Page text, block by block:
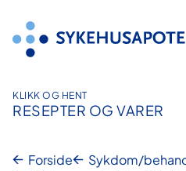
innhold
KLIKK OG HENT
RESEPTER OG VARER
Forside Sykdom/